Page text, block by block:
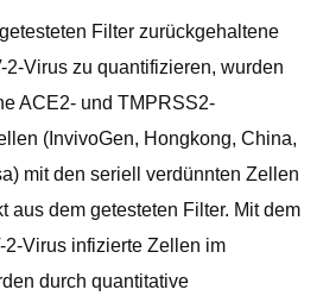
Filter zurückgehaltene
Virus zu quantifizieren, wurden
ACE2- und TMPRSS2-
(InvivoGen, Hongkong, China,
mit den seriell verdünnten Zellen
aus dem getesteten Filter. Mit dem
Virus infizierte Zellen im
durch quantitative